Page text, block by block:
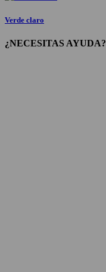
Verde claro
¿NECESITAS AYUDA?